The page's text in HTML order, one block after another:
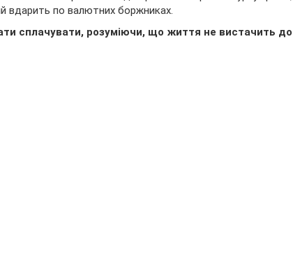
вдарить по валютних боржниках.
сплачувати, розуміючи, що життя не вистачить до